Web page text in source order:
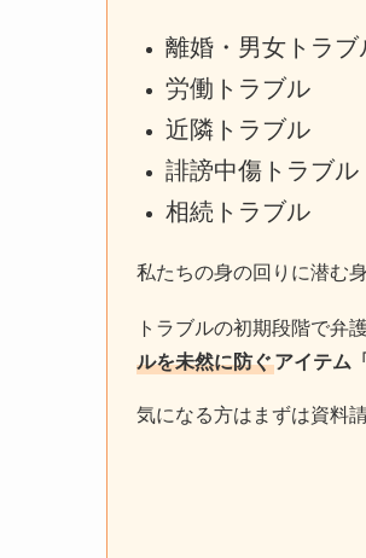
離婚・男女トラブ
労働トラブル
近隣トラブル
誹謗中傷トラブル
相続トラブル
私たちの身の回りに潜む
トラブルの初期段階で弁
ルを未然に防ぐアイテム
気になる方はまずは資料